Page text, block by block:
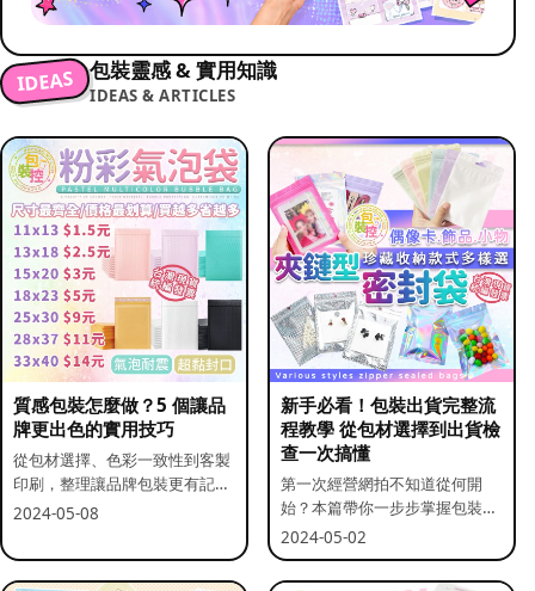
IDEAS 包裝靈感 & 實用知識
IDEAS & ARTICLES
質感包裝怎麼做？5 個讓品
牌更出色的實用技巧
從包材選擇、色彩一致性到客製
印刷，整理讓品牌包裝更有記憶
點的實用做法。
2024-05-08
新手必看！包裝出貨完整流
程教學 從包材選擇到出貨檢
查一次搞懂
第一次經營網拍不知道從何開
始？本篇帶你一步步掌握包裝流
程與出貨前檢查重點。
2024-05-02